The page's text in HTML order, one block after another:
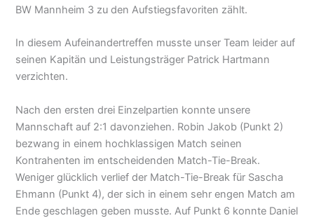
BW Mannheim 3 zu den Aufstiegsfavoriten zählt.
In diesem Aufeinandertreffen musste unser Team leider auf
seinen Kapitän und Leistungsträger Patrick Hartmann
verzichten.
Nach den ersten drei Einzelpartien konnte unsere
Mannschaft auf 2:1 davonziehen. Robin Jakob (Punkt 2)
bezwang in einem hochklassigen Match seinen
Kontrahenten im entscheidenden Match-Tie-Break.
Weniger glücklich verlief der Match-Tie-Break für Sascha
Ehmann (Punkt 4), der sich in einem sehr engen Match am
Ende geschlagen geben musste. Auf Punkt 6 konnte Daniel